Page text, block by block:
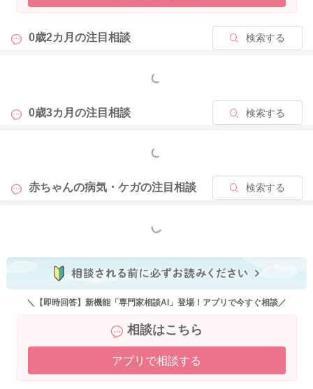
0歳2カ月の注目相談 検索する
もっと見る
0歳3カ月の注目相談 検索する
もっと見る
赤ちゃんの病気・ケガの注目相談 検索する
もっと見る
＼【即時回答】新機能「専門家相談AI」登場！アプリで今すぐ相談／
相談はこちら
アプリで相談する